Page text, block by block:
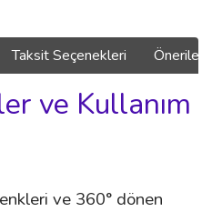
Taksit Seçenekleri
ve Kullanım
ve 360° dönen